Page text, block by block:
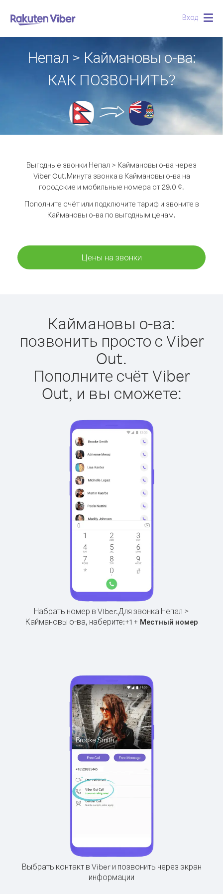
Вход
Непал > Каймановы о-ва:
КАК ПОЗВОНИТЬ?
Выгодные звонки Непал > Каймановы о-ва через
Viber Out.Минута звонка в Каймановы о-ва на
городские и мобильные номера от 29.0 ¢.
Пополните счёт или подключите тариф и звоните в
Каймановы о-ва по выгодным ценам.
Цены на звонки
Каймановы о-ва:
позвонить просто с Viber
Out.
Пополните счёт Viber
Out, и вы сможете:
Набрать номер в Viber.Для звонка Непал >
Каймановы о-ва, наберите:+1+ Местный номер
Выбрать контакт в Viber и позвонить через экран
информации